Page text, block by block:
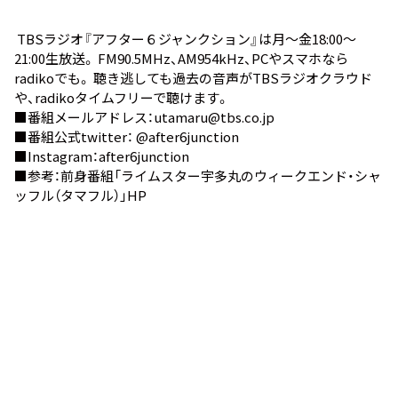
TBSラジオ『アフター６ジャンクション』は月～金18:00～
21:00生放送。 FM90.5MHz、AM954kHz、PCやスマホなら
radikoでも。 聴き逃しても過去の音声がTBSラジオクラウド
や、 radikoタイムフリーで聴けます。
■番組メールアドレス：utamaru@tbs.co.jp
■番組公式twitter： @after6junction
■Instagram：after6junction
■参考：前身番組「ライムスター宇多丸のウィークエンド・シャ
ッフル（タマフル）」HP